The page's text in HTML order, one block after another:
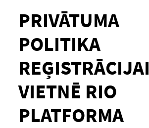
PRIVĀTUMA
POLITIKA
REĢISTRĀCIJAI
VIETNĒ RIO
PLATFORMA